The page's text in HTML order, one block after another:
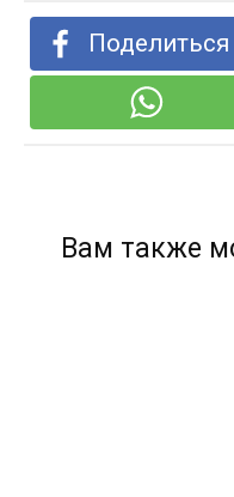
Вам также